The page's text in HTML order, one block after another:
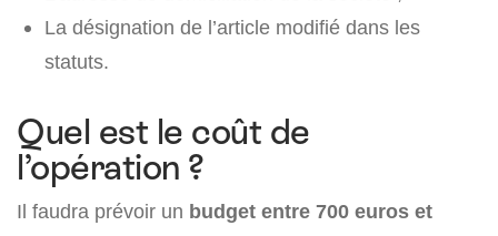
La désignation de l’article modifié dans les
statuts.
Quel est le coût de
l’opération ?
Il faudra prévoir un budget entre 700 euros et